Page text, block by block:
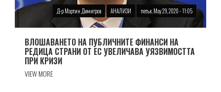
Д-р Мартин Димитров АНАЛИЗИ петък, May 29, 2020 - 11:05
ВЛОШАВАНЕТО НА ПУБЛИЧНИТЕ ФИНАНСИ НА
РЕДИЦА СТРАНИ ОТ ЕС УВЕЛИЧАВА УЯЗВИМОСТТА
ПРИ КРИЗИ
VIEW MORE